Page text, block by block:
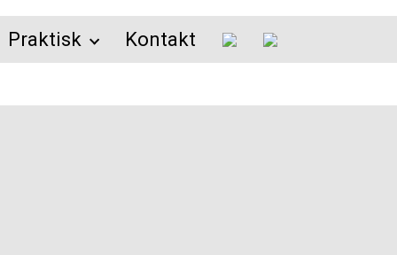
Praktisk Kontakt